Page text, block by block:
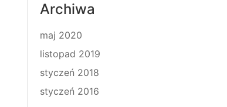
Archiwa
maj 2020
listopad 2019
styczeń 2018
styczeń 2016